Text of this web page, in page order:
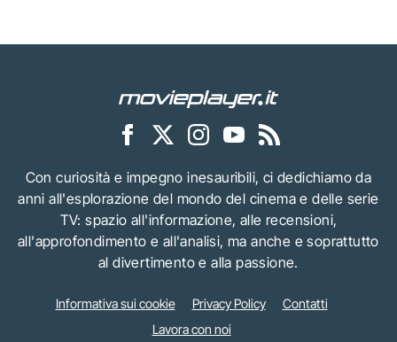
Con curiosità e impegno inesauribili, ci dedichiamo da
anni all'esplorazione del mondo del cinema e delle serie
TV: spazio all'informazione, alle recensioni,
all'approfondimento e all'analisi, ma anche e soprattutto
al divertimento e alla passione.
Informativa sui cookie Privacy Policy
Contatti
Lavora con noi